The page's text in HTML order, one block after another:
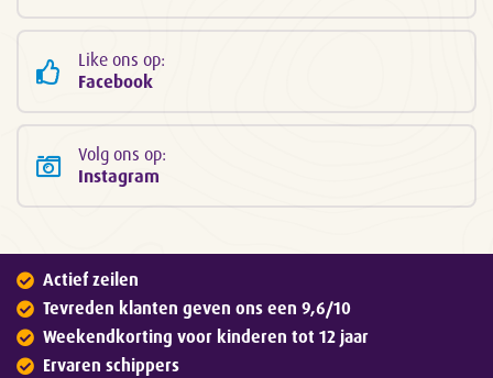
Like ons op:
Facebook
Volg ons op:
Instagram
Actief zeilen
Tevreden klanten geven ons een 9,6/10
Weekendkorting voor kinderen tot 12 jaar
Ervaren schippers